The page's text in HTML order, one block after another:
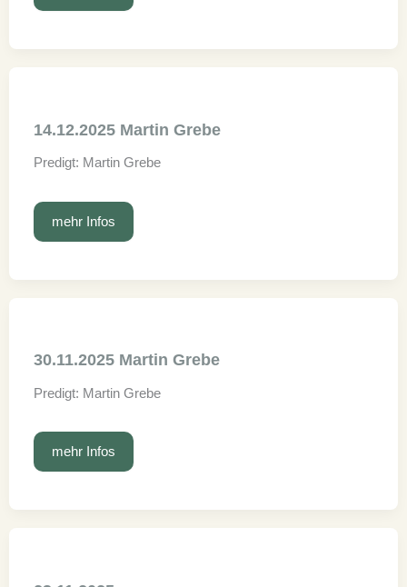
Wiebe
14.12.2025 Martin Grebe
Predigt: Martin Grebe
14.12.2025
Grebe
mehr Infos
30.11.2025 Martin Grebe
Predigt: Martin Grebe
30.11.2025
Grebe
mehr Infos